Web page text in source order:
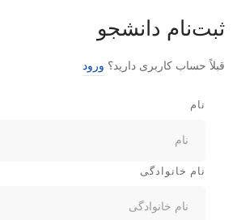
ثبت‌نام دانشجو
قبلاً حساب کاربری دارید؟ ورود
نام
نام خانوادگی